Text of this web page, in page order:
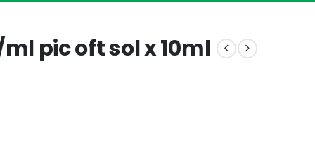
pic oft sol x 10ml